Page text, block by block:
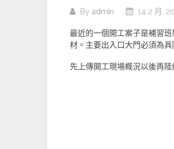
By admin 14 2 月,
最近的一個開工案子是補習
材。主要出入口大門必須為
先上傳開工現場概況以後再陸